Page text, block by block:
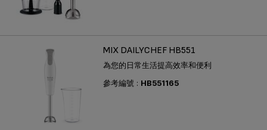
MIX DAILYCHEF HB551
為您的日常生活提高效率和便利
參考編號 : HB551165